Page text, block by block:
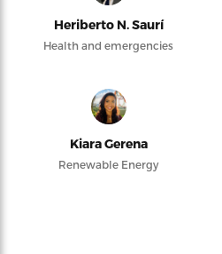
Heriberto N. Saurí
Health and emergencies
Kiara Gerena
Renewable Energy